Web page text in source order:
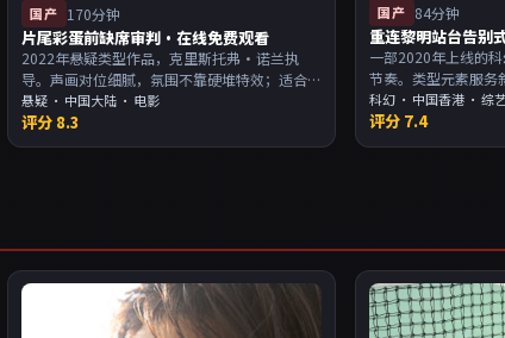
国产 170分钟
片尾彩蛋前缺席审判·在线免费观看
2022年悬疑类型作品，克里斯托弗·诺兰执
导。声画对位细腻，氛围不靠硬堆特效；适合
周末一口气追完。主演以演技派为主，适合喜
欢强叙事与人物关系的观众加入片单。
悬疑 · 中国大陆 · 电影
评分 8.3
国产 84分钟
重连黎明站台告别
一部2020年上线的
节奏。类型元素服务
白密度高，留意潜台
适合喜欢强叙事与人
科幻 · 中国香港 · 综
评分 7.4